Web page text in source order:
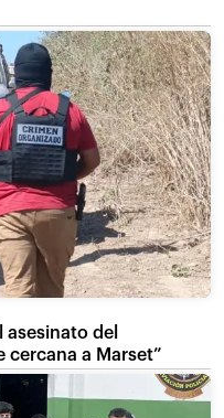
del
cercana a Marset”